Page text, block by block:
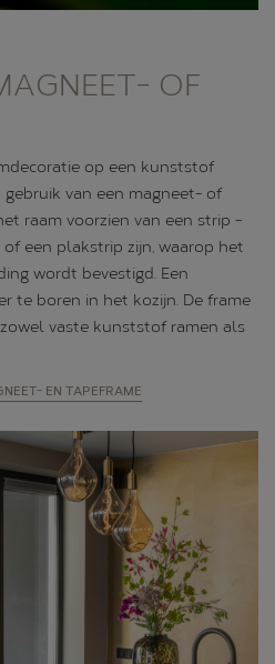
OF
op een kunststof
van een magneet- of
raam voorzien van een strip -
een plakstrip zijn, waarop het
wordt bevestigd. Een
te boren in het kozijn. De frame
vaste kunststof ramen als
EN TAPEFRAME